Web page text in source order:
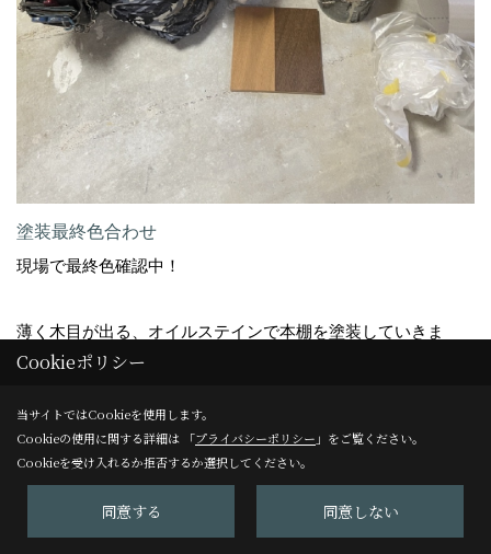
塗装最終色合わせ
現場で最終色確認中！
薄く木目が出る、オイルステインで本棚を塗装していきま
す。ご主人のお部屋の方はウォールナット風に塗っていきま
奥様の和室は他の家具に似せたナチュラルオーク色です。
Cookieポリシー
当サイトではCookieを使用します。
Cookieの使用に関する詳細は 「プライバシーポリシー 」をご覧ください。
Cookieを受け入れるか拒否するか選択してください。
同意する 同意しない